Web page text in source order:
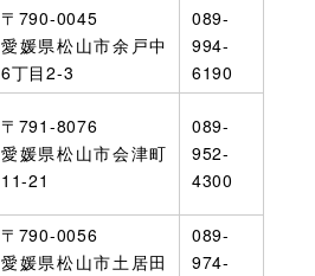
〒790-0045
愛媛県松山市余戸中
6丁目2-3
089-
994-
6190
〒791-8076
愛媛県松山市会津町
11-21
089-
952-
4300
〒790-0056
愛媛県松山市土居田
089-
974-